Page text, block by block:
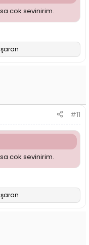
cok sevinirim.
#11
cok sevinirim.